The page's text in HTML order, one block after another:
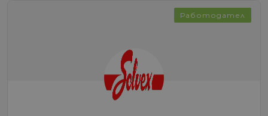
Работодател